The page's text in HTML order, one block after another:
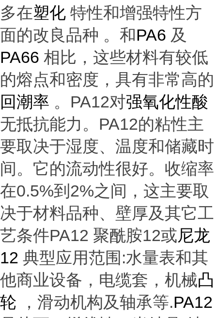
多在塑化 特性和增强特性方
面的改良品种 。和PA6 及
PA66 相比，这些材料有较低
的熔点和密度，具有非常高的
回潮率 。 PA12对强氧化性酸
无抵抗能力。 PA12的粘性主
要取决于湿度、温度和储藏时
间。它的流动性很好。收缩率
在0.5%到2%之间，这主要取
决于材料品种、壁厚及其它工
艺条件PA12 聚酰胺12或尼龙
12 典型应用范围 :水量表和其
他商业设备，电缆套，机械凸
轮
，滑动机构及轴承等.PA12